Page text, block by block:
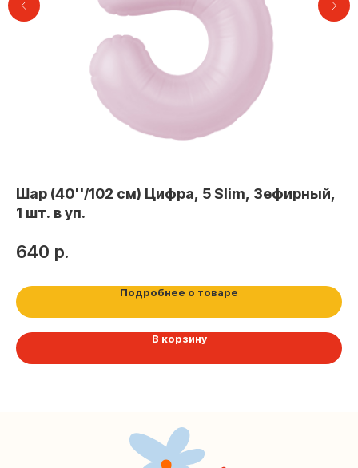
Шар (40''/102 см) Цифра, 5 Slim, Зефирный,
1 шт. в уп.
640 р.
Подробнее о товаре
В корзину
Контакты
Наш канал в Telegram
help@upakovali.online